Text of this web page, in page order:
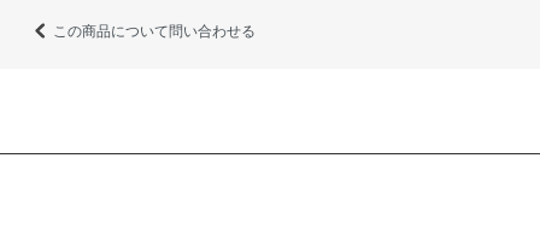
この商品について問い合わせる